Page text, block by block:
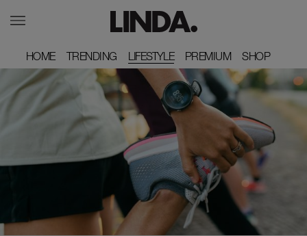
HOME
HOME TRENDING
TRENDING LIFESTYLE PREMIUM
PREMIUM SHOP
SHOP